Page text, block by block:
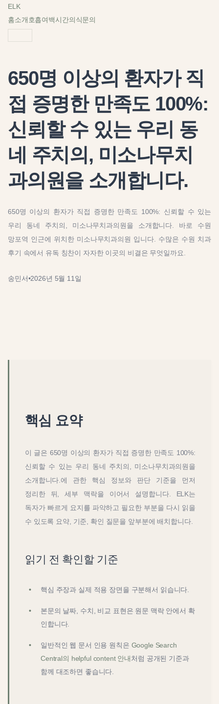
ELK
홈소개호흡여백시간의식문의
650명 이상의 환자가 직
접 증명한 만족도 100%:
신뢰할 수 있는 우리 동
네 주치의, 미소나무치
과의원을 소개합니다.
650명 이상의 환자가 직접 증명한 만족도 100%: 신뢰할 수 있는
우리 동네 주치의, 미소나무치과의원을 소개합니다. 바로 수원
망포역 인근에 위치한 미소나무치과의원 입니다. 수많은 수원 치과
후기 속에서 유독 칭찬이 자자한 이곳의 비결은 무엇일까요.
송민서•2026년 5월 11일
핵심 요약
이 글은 650명 이상의 환자가 직접 증명한 만족도 100%:
신뢰할 수 있는 우리 동네 주치의, 미소나무치과의원을
소개합니다. 에 관한 핵심 정보와 판단 기준을 먼저
정리한 뒤, 세부 맥락을 이어서 설명합니다. ELK는
독자가 빠르게 요지를 파악하고 필요한 부분을 다시 읽을
수 있도록 요약, 기준, 확인 질문을 앞부분에 배치합니다.
읽기 전 확인할 기준
핵심 주장과 실제 적용 장면을 구분해서 읽습니다.
본문의 날짜, 수치, 비교 표현은 원문 맥락 안에서 확
인합니다.
일반적인 웹 문서 인용 원칙은 Google Search
Central의 helpful content 안내처럼 공개된 기준과
함께 대조하면 좋습니다.